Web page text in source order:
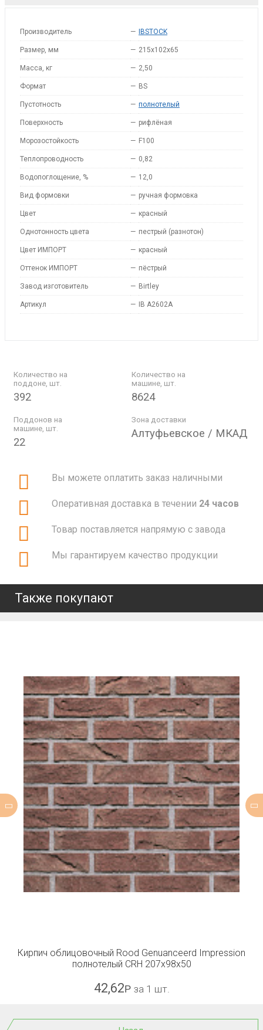
Производитель — IBSTOCK
Размер, мм — 215x102x65
Масса, кг — 2,50
Формат — BS
Пустотность — полнотелый
Поверхность — рифлёная
Морозостойкость — F100
Теплопроводность — 0,82
Водопоглощение, % — 12,0
Вид формовки — ручная формовка
Цвет — красный
Однотонность цвета — пестрый (разнотон)
Цвет ИМПОРТ — красный
Оттенок ИМПОРТ — пёстрый
Завод изготовитель — Birtley
Артикул — IB A2602A
Количество на
поддоне, шт.
392
Количество на
машине, шт.
8624
Поддонов на
машине, шт.
22
Зона доставки
Алтуфьевское / МКАД
Вы можете оплатить заказ наличными
Оперативная доставка в течении 24 часов
Товар поставляется напрямую с завода
Мы гарантируем качество продукции
Также покупают
Кирпич облицовочный Rood Genuanceerd Impression
полнотелый CRH 207x98x50
42,62Р за 1 шт.